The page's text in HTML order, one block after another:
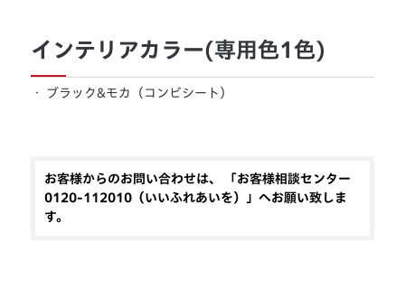
インテリアカラー(専用色1色)
・ ブラック&モカ（コンビシート）
お客様からのお問い合わせは、 「お客様相談センター
0120-112010（いいふれあいを）」へお願い致しま
す。